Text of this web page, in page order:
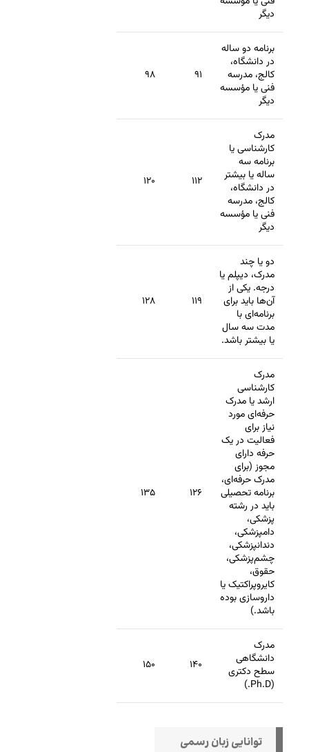
دیگر
برنامه دو ساله
در دانشگاه،
کالج، مدرسه
فنی یا مؤسسه
دیگر
۹۱ ۹۸
مدرک
کارشناسی یا
برنامه سه
ساله یا بیشتر
در دانشگاه،
کالج، مدرسه
فنی یا مؤسسه
دیگر
۱۱۲ ۱۲۰
دو یا چند
مدرک، دیپلم یا
درجه. یکی از
آن‌ها باید برای
برنامه‌ای با
مدت سه سال
یا بیشتر باشد.
۱۱۹ ۱۲۸
مدرک
کارشناسی
ارشد یا مدرک
حرفه‌ای مورد
نیاز برای
فعالیت در یک
حرفه دارای
مجوز (برای
مدرک حرفه‌ای،
برنامه تحصیلی
باید در رشته
پزشکی،
دامپزشکی،
دندانپزشکی،
چشم‌پزشکی،
حقوق،
کایروپراکتیک یا
داروسازی بوده
باشد.)
۱۲۶ ۱۳۵
مدرک
دانشگاهی
سطح دکتری
(Ph.D.)
۱۴۰ ۱۵۰
توانایی زبان رسمی